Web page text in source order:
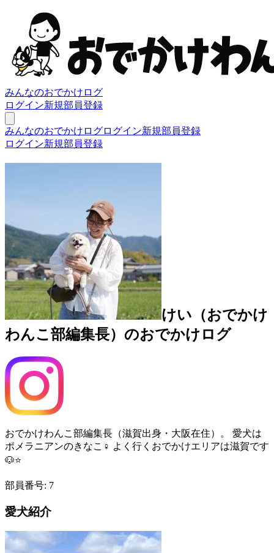
みんなのおでかけログ
ログイン新規部員登録
みんなのおでかけログログイン新規部員登録
ログイン新規部員登録
けい（おでかけ
わんこ部編集長） のおでかけログ
おでかけわんこ部編集長（滋賀出身・大阪在住）。 愛犬は
ポメラニアンのきなこ♀ よく行くおでかけエリアは滋賀です
🐶⭐️
部員番号: 7
愛犬紹介